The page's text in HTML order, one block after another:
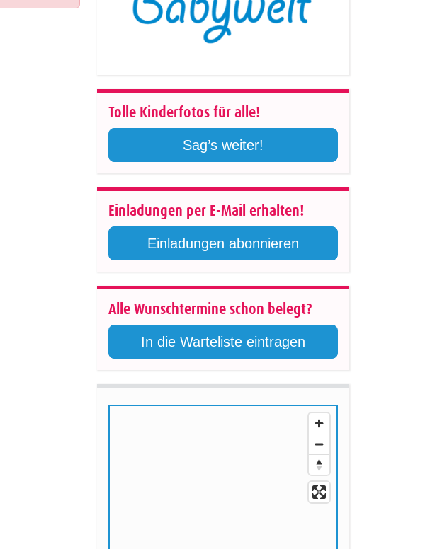
Tolle Kinderfotos für alle!
Sag’s weiter!
Einladungen per E-Mail erhalten!
Einladungen abonnieren
Alle Wunschtermine schon belegt?
In die Warteliste eintragen